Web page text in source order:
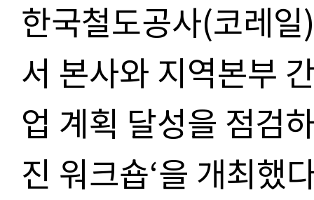
한국철도공사(코레
서 본사와 지역본부
업 계획 달성을 점검
진 워크숍‘을 개최했